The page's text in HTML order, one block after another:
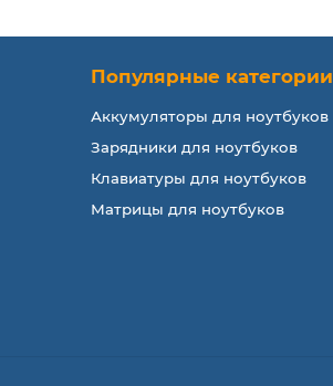
Популярные категории
Аккумуляторы для ноутбуков
Зарядники для ноутбуков
Клавиатуры для ноутбуков
Матрицы для ноутбуков